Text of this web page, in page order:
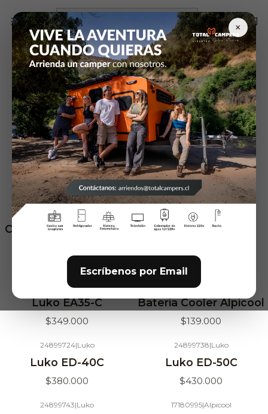
×
Escríbenos por Email
Inicio Articulos de Camping Refrigeradores
Refrigeradores
Filtros
Agotado
20292582|Alpicool
Refrigerador D30
$380.000
20354520|Alpicool
Cargador Bateria
Alpicool
$19.000
20354521 Alpicool
Cargador Alpicool para
$14.000
Agotado
20354524 Alpicool
Cargador Alpicool
$29.000
24831252
Luko EA35-C
$349.000
17180997
Bateria Cooler Alpicool
$139.000
24899724|Luko
Luko ED-40C
$380.000
24899738|Luko
Luko ED-50C
$430.000
24899743|Luko 17180995|Alpicool